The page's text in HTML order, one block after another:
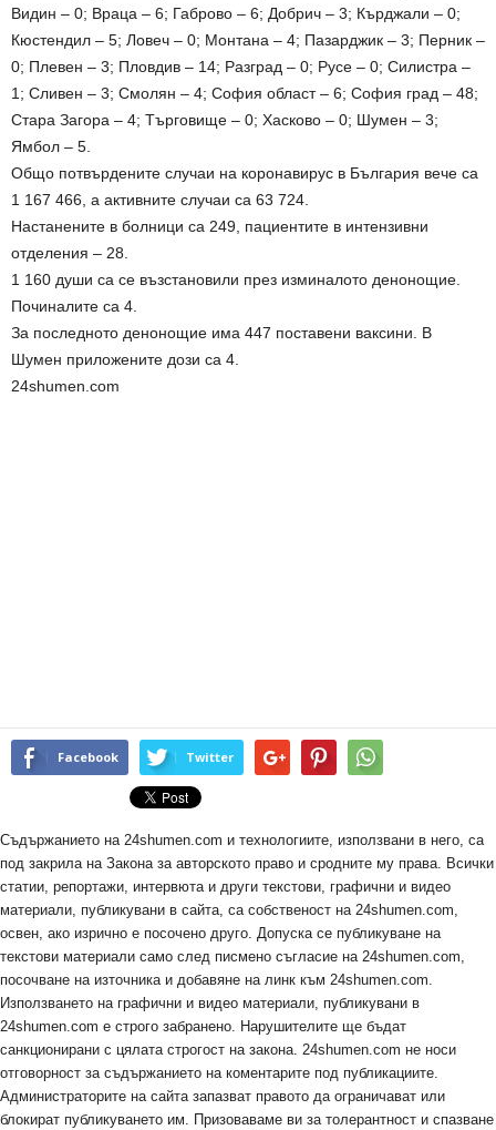
Видин – 0; Враца – 6; Габрово – 6; Добрич – 3; Кърджали – 0;
Кюстендил – 5; Ловеч – 0; Монтана – 4; Пазарджик – 3; Перник –
0; Плевен – 3; Пловдив – 14; Разград – 0; Русе – 0; Силистра –
1; Сливен – 3; Смолян – 4; София област – 6; София град – 48;
Стара Загора – 4; Търговище – 0; Хасково – 0; Шумен – 3;
Ямбол – 5.
Общо потвърдените случаи на коронавирус в България вече са
1 167 466, а активните случаи са 63 724.
Настанените в болници са 249, пациентите в интензивни
отделения – 28.
1 160 души са се възстановили през изминалото денонощие.
Починалите са 4.
За последното денонощие има 447 поставени ваксини. В
Шумен приложените дози са 4.
24shumen.com
Facebook Twitter
Съдържанието на 24shumen.com и технологиите, използвани в него, са
под закрила на Закона за авторското право и сродните му права. Всички
статии, репортажи, интервюта и други текстови, графични и видео
материали, публикувани в сайта, са собственост на 24shumen.com,
освен, ако изрично е посочено друго. Допуска се публикуване на
текстови материали само след писмено съгласие на 24shumen.com,
посочване на източника и добавяне на линк към 24shumen.com.
Използването на графични и видео материали, публикувани в
24shumen.com е строго забранено. Нарушителите ще бъдат
санкционирани с цялата строгост на закона. 24shumen.com не носи
отговорност за съдържанието на коментарите под публикациите.
Администраторите на сайта запазват правото да ограничават или
блокират публикуването им. Призоваваме ви за толерантност и спазване